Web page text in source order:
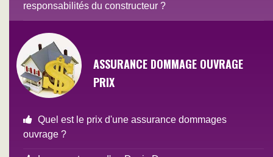
responsabilités du constructeur ?
ASSURANCE DOMMAGE OUVRAGE
PRIX
Quel est le prix d'une assurance dommages
ouvrage ?